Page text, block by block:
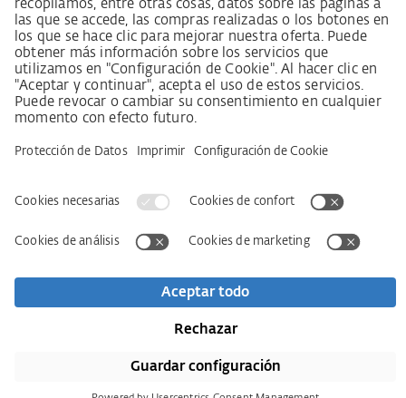
Aviso legal
AVB / AGB
Declaración de protección de datos
Descargas